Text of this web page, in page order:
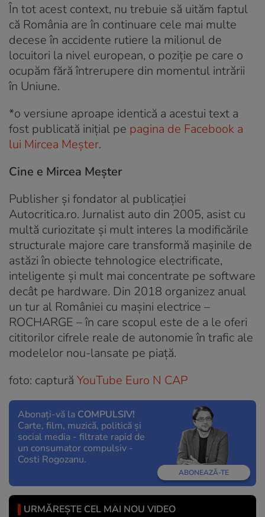
În tot acest context, nu trebuie să uităm faptul
că România are în continuare cele mai multe
decese în accidente rutiere la milionul de
locuitori la nivel european, o poziție pe care o
ocupăm fără întrerupere din momentul intrării
în Uniune.
*o versiune aproape identică a acestui text a
fost publicată inițial pe pagina de Facebook a
lui Mircea Meșter.
Cine e Mircea Meșter
Publisher și fondator al publicației
Autocritica.ro. Jurnalist auto din 2005, asist cu
multă curiozitate și mult interes la modificările
structurale majore care transformă mașinile de
astăzi în obiecte tehnologice electrificate,
inteligente și mult mai concentrate pe software
decât pe hardware. Din 2018 organizez anual
un tur al României cu mașini electrice –
ROCHARGE – în care scopul este de a le oferi
cititorilor cifrele reale de autonomie în trafic ale
modelelor nou-lansate pe piață.
foto: captură YouTube Euro N CAP
Abonați-vă la COMPULSIV!
Carte, film, muzică, politică și
social media - filtrate rapid de
un consumator compulsiv -
Costi Rogozanu.
ABONEAZĂ-TE
URMĂREȘTE CEL MAI NOU VIDEO